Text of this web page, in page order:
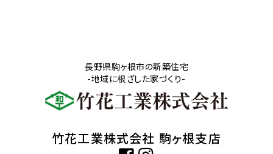
長野県駒ヶ根市の新築住宅
-地域に根ざした家づくり-
竹花工業株式会社 駒ヶ根支店